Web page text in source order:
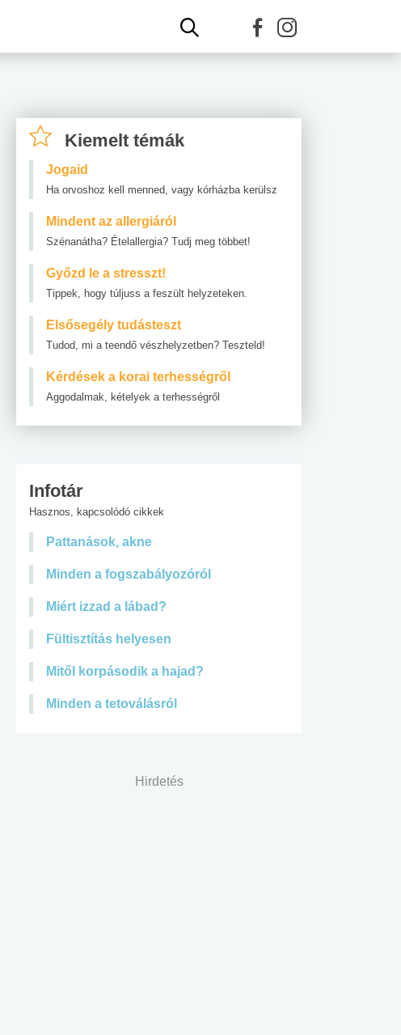
Kiemelt témák
Jogaid
Ha orvoshoz kell menned, vagy kórházba kerülsz
Mindent az allergiáról
Szénanátha? Ételallergia? Tudj meg többet!
Győzd le a stresszt!
Tippek, hogy túljuss a feszült helyzeteken.
Elsősegély tudásteszt
Tudod, mi a teendő vészhelyzetben? Teszteld!
Kérdések a korai terhességről
Aggodalmak, kételyek a terhességről
Infotár
Hasznos, kapcsolódó cikkek
Pattanások, akne
Minden a fogszabályozóról
Miért izzad a lábad?
Fültisztítás helyesen
Mitől korpásodik a hajad?
Minden a tetoválásról
Hirdetés